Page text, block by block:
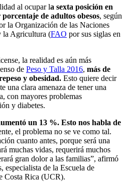
al ocupar la sexta posición en
de adultos obesos, según
la Organización de las Naciones
la Agricultura (FAO por sus siglas en
la realidad es aún más
de Peso y Talla 2016, más de
y obesidad. Esto quiere decir
una clara amenaza de tener una
con mayores problemas
y diabetes.
un 13 %. Esto nos habla de
el problema no se ve como tal.
cuanto antes, porque será una
muchas vidas, requerirá muchos
gran dolor a las familias”, afirmó
de la Escuela de
Costa Rica (UCR).